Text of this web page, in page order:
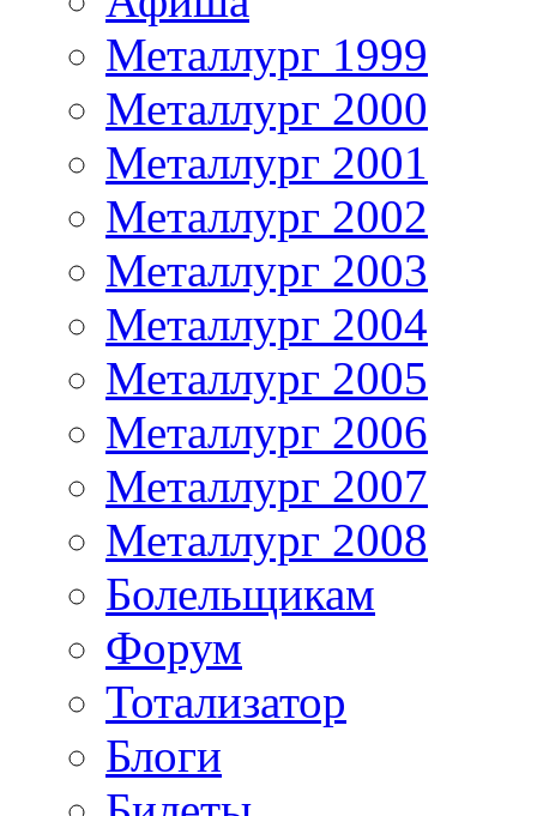
Металлург 1999
Металлург 2000
Металлург 2001
Металлург 2002
Металлург 2003
Металлург 2004
Металлург 2005
Металлург 2006
Металлург 2007
Металлург 2008
Болельщикам
Форум
Тотализатор
Блоги